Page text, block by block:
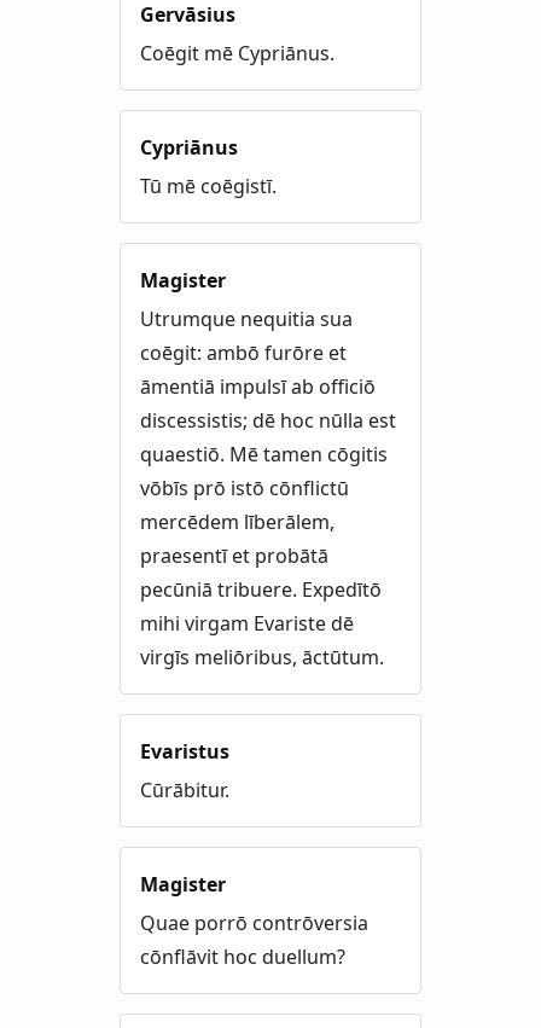
Gervāsius
Coēgit mē Cypriānus.
Cypriānus
Tū mē coēgistī.
Magister
Utrumque nequitia sua
coēgit: ambō furōre et
āmentiā impulsī ab officiō
discessistis; dē hoc nūlla est
quaestiō. Mē tamen cōgitis
vōbīs prō istō cōnflictū
mercēdem līberālem,
praesentī et probātā
pecūniā tribuere. Expedītō
mihi virgam Evariste dē
virgīs meliōribus, āctūtum.
Evaristus
Cūrābitur.
Magister
Quae porrō contrōversia
cōnflāvit hoc duellum?